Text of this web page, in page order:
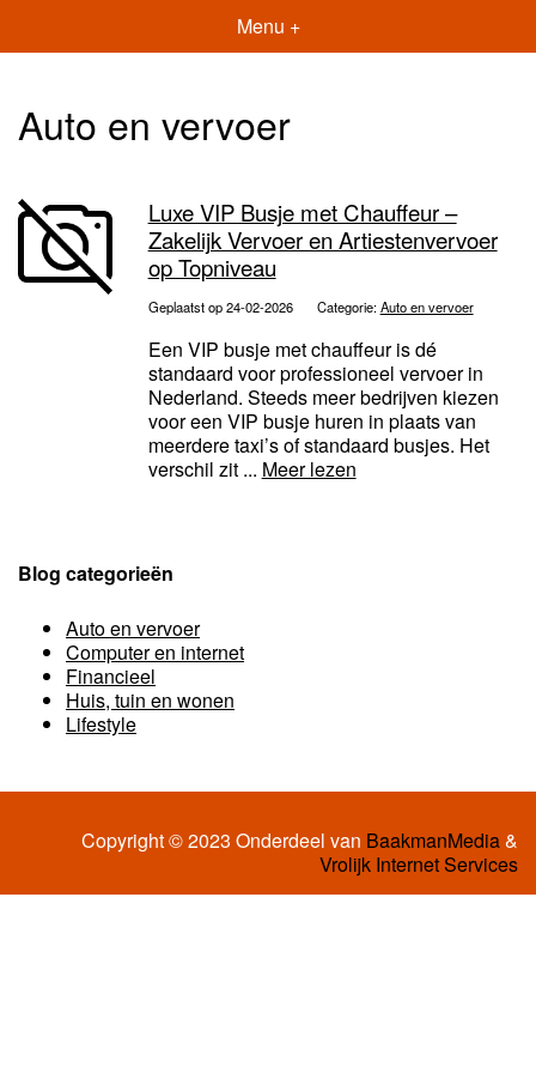
Menu +
Auto en vervoer
Luxe VIP Busje met Chauffeur –
Zakelijk Vervoer en Artiestenvervoer
op Topniveau
Geplaatst op 24-02-2026 Categorie:Auto en vervoer
Een VIP busje met chauffeur is dé
standaard voor professioneel vervoer in
Nederland. Steeds meer bedrijven kiezen
voor een VIP busje huren in plaats van
meerdere taxi’s of standaard busjes. Het
verschil zit ... Meer lezen
Blog categorieën
Auto en vervoer
Computer en internet
Financieel
Huis, tuin en wonen
Lifestyle
Copyright © 2023 Onderdeel van BaakmanMedia&
Vrolijk Internet Services